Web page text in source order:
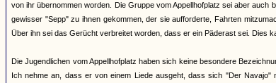
von ihr übernommen worden. Die Gruppe vom Appellhofplatz sei aber
gewisser "Sepp" zu ihnen gekommen, der sie aufforderte, Fahrten
Über ihn sei das Gerücht verbreitet worden, dass er ein Päderast sei. Dies
Die Jugendlichen vom Appellhofplatz haben sich keine besondere
Ich nehme an, dass er von einem Liede ausgeht, dass sich "Der